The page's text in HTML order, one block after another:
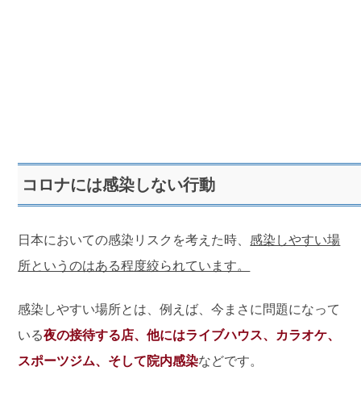
コロナには感染しない行動
日本においての感染リスクを考えた時、 感染しやすい場
所というのはある程度絞られています。
感染しやすい場所とは、例えば、今まさに問題になって
いる夜の接待する店、他にはライブハウス、カラオケ、
スポーツジム、そして院内感染などです。